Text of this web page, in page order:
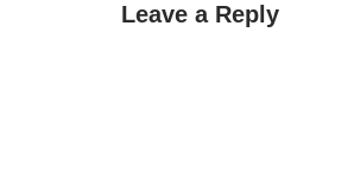
Leave a Reply